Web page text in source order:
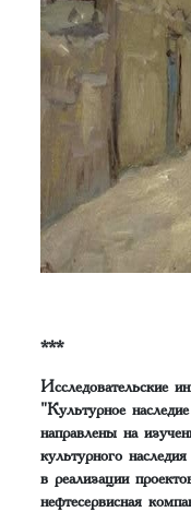
***
Исследовательские
"Культурное
направлены на
культурного
в реализации
нефтесервисная